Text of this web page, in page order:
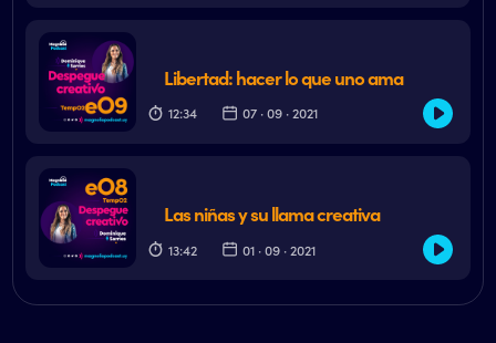
Libertad: hacer lo que uno ama
12:34 07 · 09 · 2021
Las niñas y su llama creativa
13:42 01 · 09 · 2021